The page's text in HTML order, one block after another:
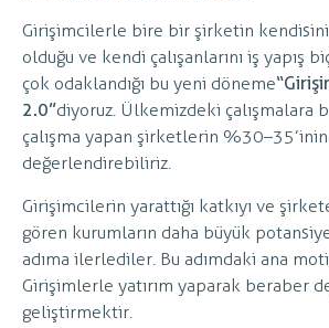
Girişimcilerle bire bir şirketin
olduğu ve kendi çalışanlarını iş yapış
çok odaklandığı bu yeni döneme
2.0”diyoruz. Ülkemizdeki çalışmalara
çalışma yapan şirketlerin
değerlendirebiliriz.
Girişimcilerin yarattığı katkıyı ve
gören kurumların daha büyük
adıma ilerlediler. Bu adımdaki ana
Girişimlerle yatırım yaparak beraber
geliştirmektir.